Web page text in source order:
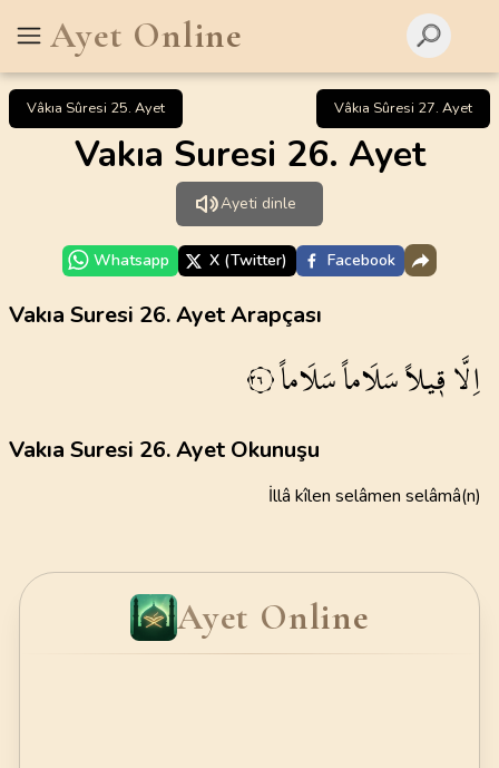
Ayet Online
Vâkıa Sûresi 25. Ayet Vâkıa Sûresi 27. Ayet
Vakıa Suresi 26. Ayet
Ayeti dinle
Whatsapp X (Twitter) Facebook
Vakıa Suresi 26. Ayet Arapçası
اِلَّاق۪يلاًسَلَاماًسَلَاماً ٢٦
Vakıa Suresi 26. Ayet Okunuşu
İllâ kîlen selâmen selâmâ(n)
Ayet Online